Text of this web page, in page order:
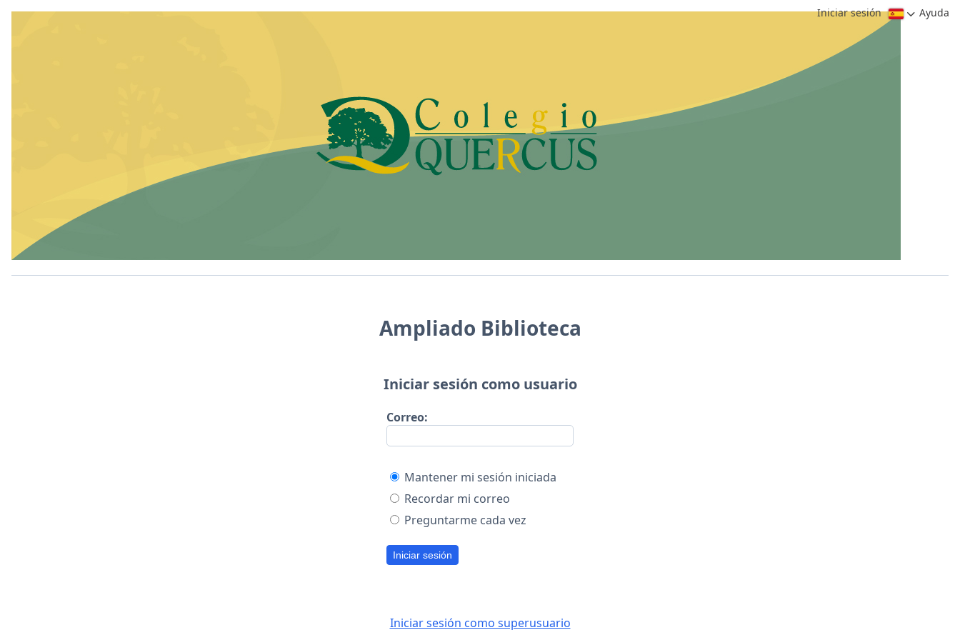
Iniciar sesión Ayuda
Ampliado Biblioteca
Iniciar sesión como usuario
Correo:
Mantener mi sesión iniciada
Recordar mi correo
Preguntarme cada vez
Iniciar sesión
Iniciar sesión como superusuario